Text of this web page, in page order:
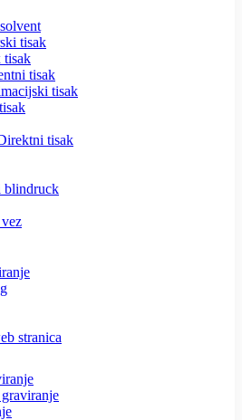
tisak
tisak
tisak
tisak
tisak
blindruck
stranica